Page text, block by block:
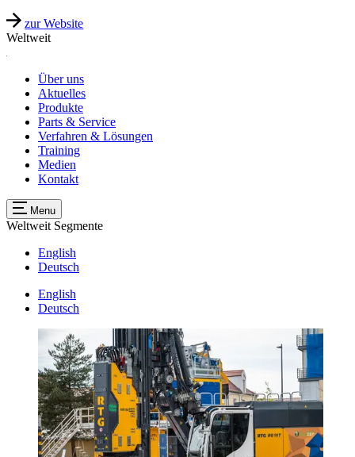
zur Website
Weltweit
Über uns
Aktuelles
Produkte
Parts & Service
Verfahren & Lösungen
Training
Medien
Kontakt
Menu
Weltweit Segmente
English
Deutsch
English
Deutsch